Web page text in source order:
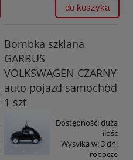
do koszyka
Bombka szklana
GARBUS
VOLKSWAGEN CZARNY
auto pojazd samochód
1 szt
Dostępność:duża
ilość
Wysyłka w:3 dni
robocze